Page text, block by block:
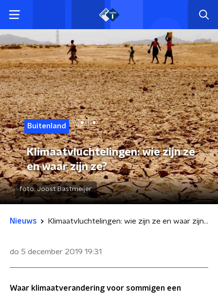
Buitenland
Klimaatvluchtelingen: wie zijn ze
en waar zijn ze?
foto:Joost Bastmeijer
Nieuws Klimaatvluchtelingen: wie zijn ze en waar zijn ze?
do 5 december 2019 19:31
Waar klimaatverandering voor sommigen een